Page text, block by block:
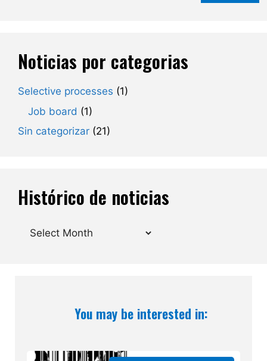
Noticias por categorias
Selective processes (1)
Job board (1)
Sin categorizar (21)
Histórico de noticias
Archives
You may be interested in: